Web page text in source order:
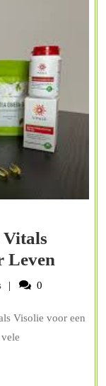
Vitals
Leven
van
uwdierinbalans
0
Visolie voor een